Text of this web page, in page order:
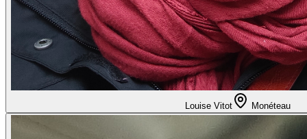
Louise Vitot Monéteau